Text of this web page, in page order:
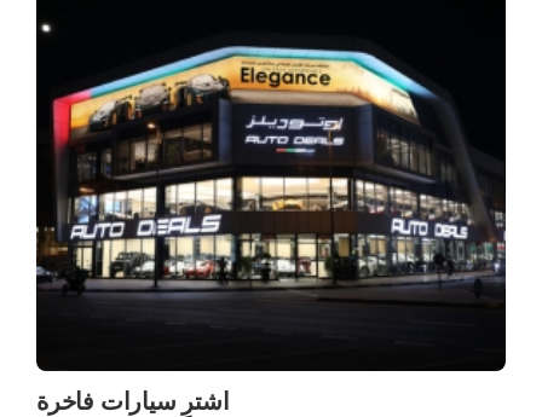
اشترِ سيارات فاخرة